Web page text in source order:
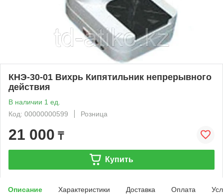
КНЭ-30-01 Вихрь Кипятильник непрерывного
действия
В наличии 1 ед.
Код: 00000000599
Розница
21 000 ₸
Купить
Описание Характеристики Доставка Оплата